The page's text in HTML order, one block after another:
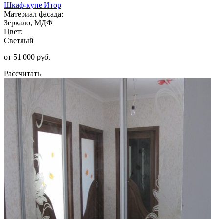
Шкаф-купе Итор
Материал фасада:
Зеркало, МДФ
Цвет:
Светлый
от 51 000 руб.
Рассчитать